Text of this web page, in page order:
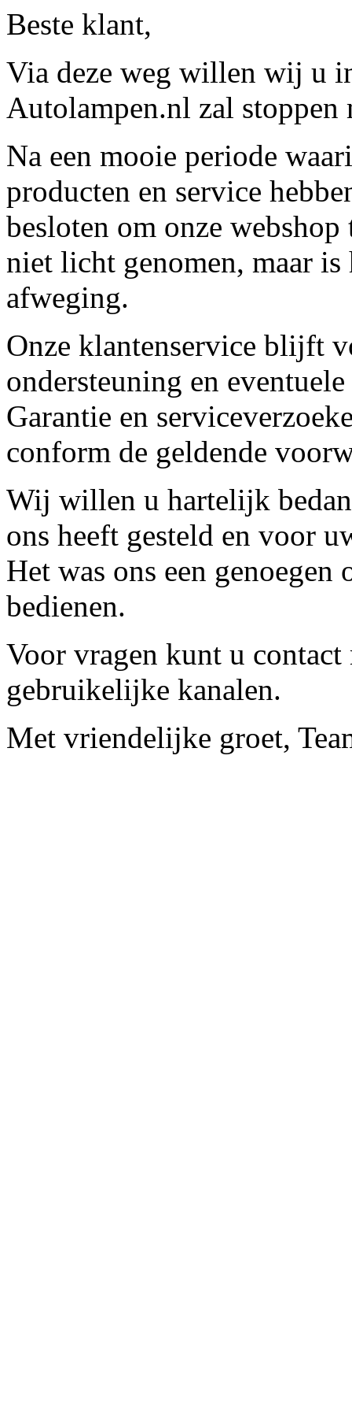
Beste klant,
Via deze weg willen wij u
Autolampen.nl zal stoppen
Na een mooie periode
producten en service
besloten om onze
niet licht genomen, maar
afweging.
Onze klantenservice blijft
ondersteuning en
Garantie en
conform de geldende
Wij willen u hartelijk
ons heeft gesteld en voor
Het was ons een
bedienen.
Voor vragen kunt u contact
gebruikelijke kanalen.
Met vriendelijke groet,